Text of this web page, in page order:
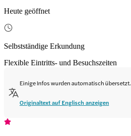
Heute geöffnet
Selbstständige Erkundung
Flexible Eintritts- und Besuchszeiten
Einige Infos wurden automatisch übersetzt.
Originaltext auf Englisch anzeigen